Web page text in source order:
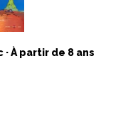
À partir de 8 ans